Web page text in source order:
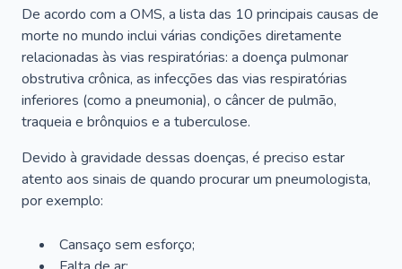
De acordo com a OMS, a lista das 10 principais causas de
morte no mundo inclui várias condições diretamente
relacionadas às vias respiratórias: a doença pulmonar
obstrutiva crônica, as infecções das vias respiratórias
inferiores (como a pneumonia), o câncer de pulmão,
traqueia e brônquios e a tuberculose.
Devido à gravidade dessas doenças, é preciso estar
atento aos sinais de quando procurar um pneumologista,
por exemplo:
Cansaço sem esforço;